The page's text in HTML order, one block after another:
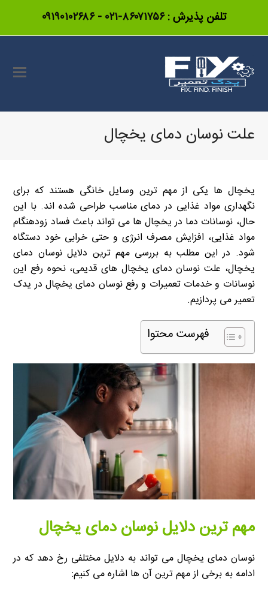
تلفن پذیرش :۸۶۰۷۱۷۵۶-۰۲۱ -۰۹۱۹۰۱۰۲۶۸۶
علت نوسان دمای یخچال
یخچال ها یکی از مهم ترین وسایل خانگی هستند که برای
نگهداری مواد غذایی در دمای مناسب طراحی شده اند. با این
حال، نوسانات دما در یخچال ها می تواند باعث فساد زودهنگام
مواد غذایی، افزایش مصرف انرژی و حتی خرابی خود دستگاه
شود. در این مطلب به بررسی مهم ترین دلایل نوسان دمای
یخچال، علت نوسان دمای یخچال های قدیمی، نحوه رفع این
نوسانات و خدمات تعمیرات و رفع نوسان دمای یخچال در یدک
تعمیر می پردازیم.
فهرست محتوا
مهم ترین دلایل نوسان دمای یخچال
نوسان دمای یخچال می تواند به دلایل مختلفی رخ دهد که در
ادامه به برخی از مهم ترین آن ها اشاره می کنیم: